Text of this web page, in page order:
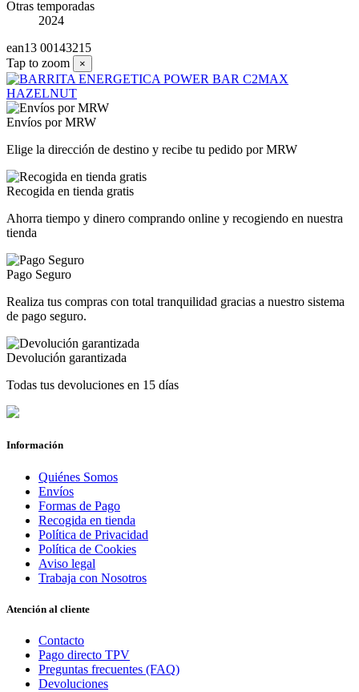
Otras temporadas
2024
ean13 00143215
Tap to zoom
×
Envíos por MRW
Elige la dirección de destino y recibe tu pedido por MRW
Recogida en tienda gratis
Ahorra tiempo y dinero comprando online y recogiendo en nuestra
tienda
Pago Seguro
Realiza tus compras con total tranquilidad gracias a nuestro sistema
de pago seguro.
Devolución garantizada
Todas tus devoluciones en 15 días
Información
Quiénes Somos
Envíos
Formas de Pago
Recogida en tienda
Política de Privacidad
Política de Cookies
Aviso legal
Trabaja con Nosotros
Atención al cliente
Contacto
Pago directo TPV
Preguntas frecuentes (FAQ)
Devoluciones